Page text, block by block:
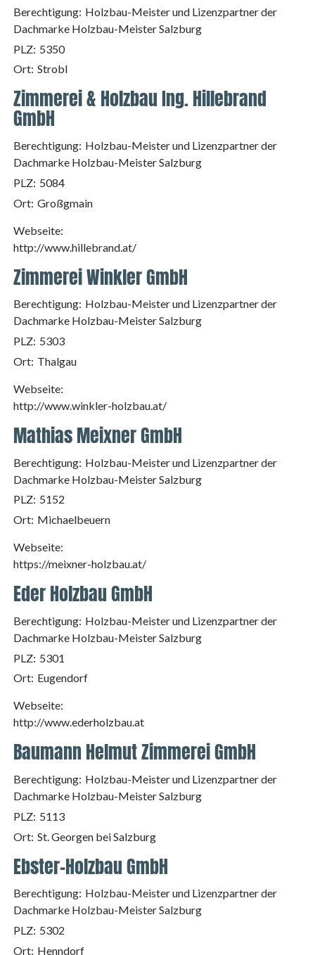
Berechtigung: Holzbau-Meister und Lizenzpartner der
Dachmarke Holzbau-Meister Salzburg
PLZ: 5350
Ort: Strobl
Zimmerei & Holzbau Ing. Hillebrand
GmbH
Berechtigung: Holzbau-Meister und Lizenzpartner der
Dachmarke Holzbau-Meister Salzburg
PLZ: 5084
Ort: Großgmain
Webseite:
http://www.hillebrand.at/
Zimmerei Winkler GmbH
Berechtigung: Holzbau-Meister und Lizenzpartner der
Dachmarke Holzbau-Meister Salzburg
PLZ: 5303
Ort: Thalgau
Webseite:
http://www.winkler-holzbau.at/
Mathias Meixner GmbH
Berechtigung: Holzbau-Meister und Lizenzpartner der
Dachmarke Holzbau-Meister Salzburg
PLZ: 5152
Ort: Michaelbeuern
Webseite:
https://meixner-holzbau.at/
Eder Holzbau GmbH
Berechtigung: Holzbau-Meister und Lizenzpartner der
Dachmarke Holzbau-Meister Salzburg
PLZ: 5301
Ort: Eugendorf
Webseite:
http://www.ederholzbau.at
Baumann Helmut Zimmerei GmbH
Berechtigung: Holzbau-Meister und Lizenzpartner der
Dachmarke Holzbau-Meister Salzburg
PLZ: 5113
Ort: St. Georgen bei Salzburg
Ebster-Holzbau GmbH
Berechtigung: Holzbau-Meister und Lizenzpartner der
Dachmarke Holzbau-Meister Salzburg
PLZ: 5302
Ort: Henndorf